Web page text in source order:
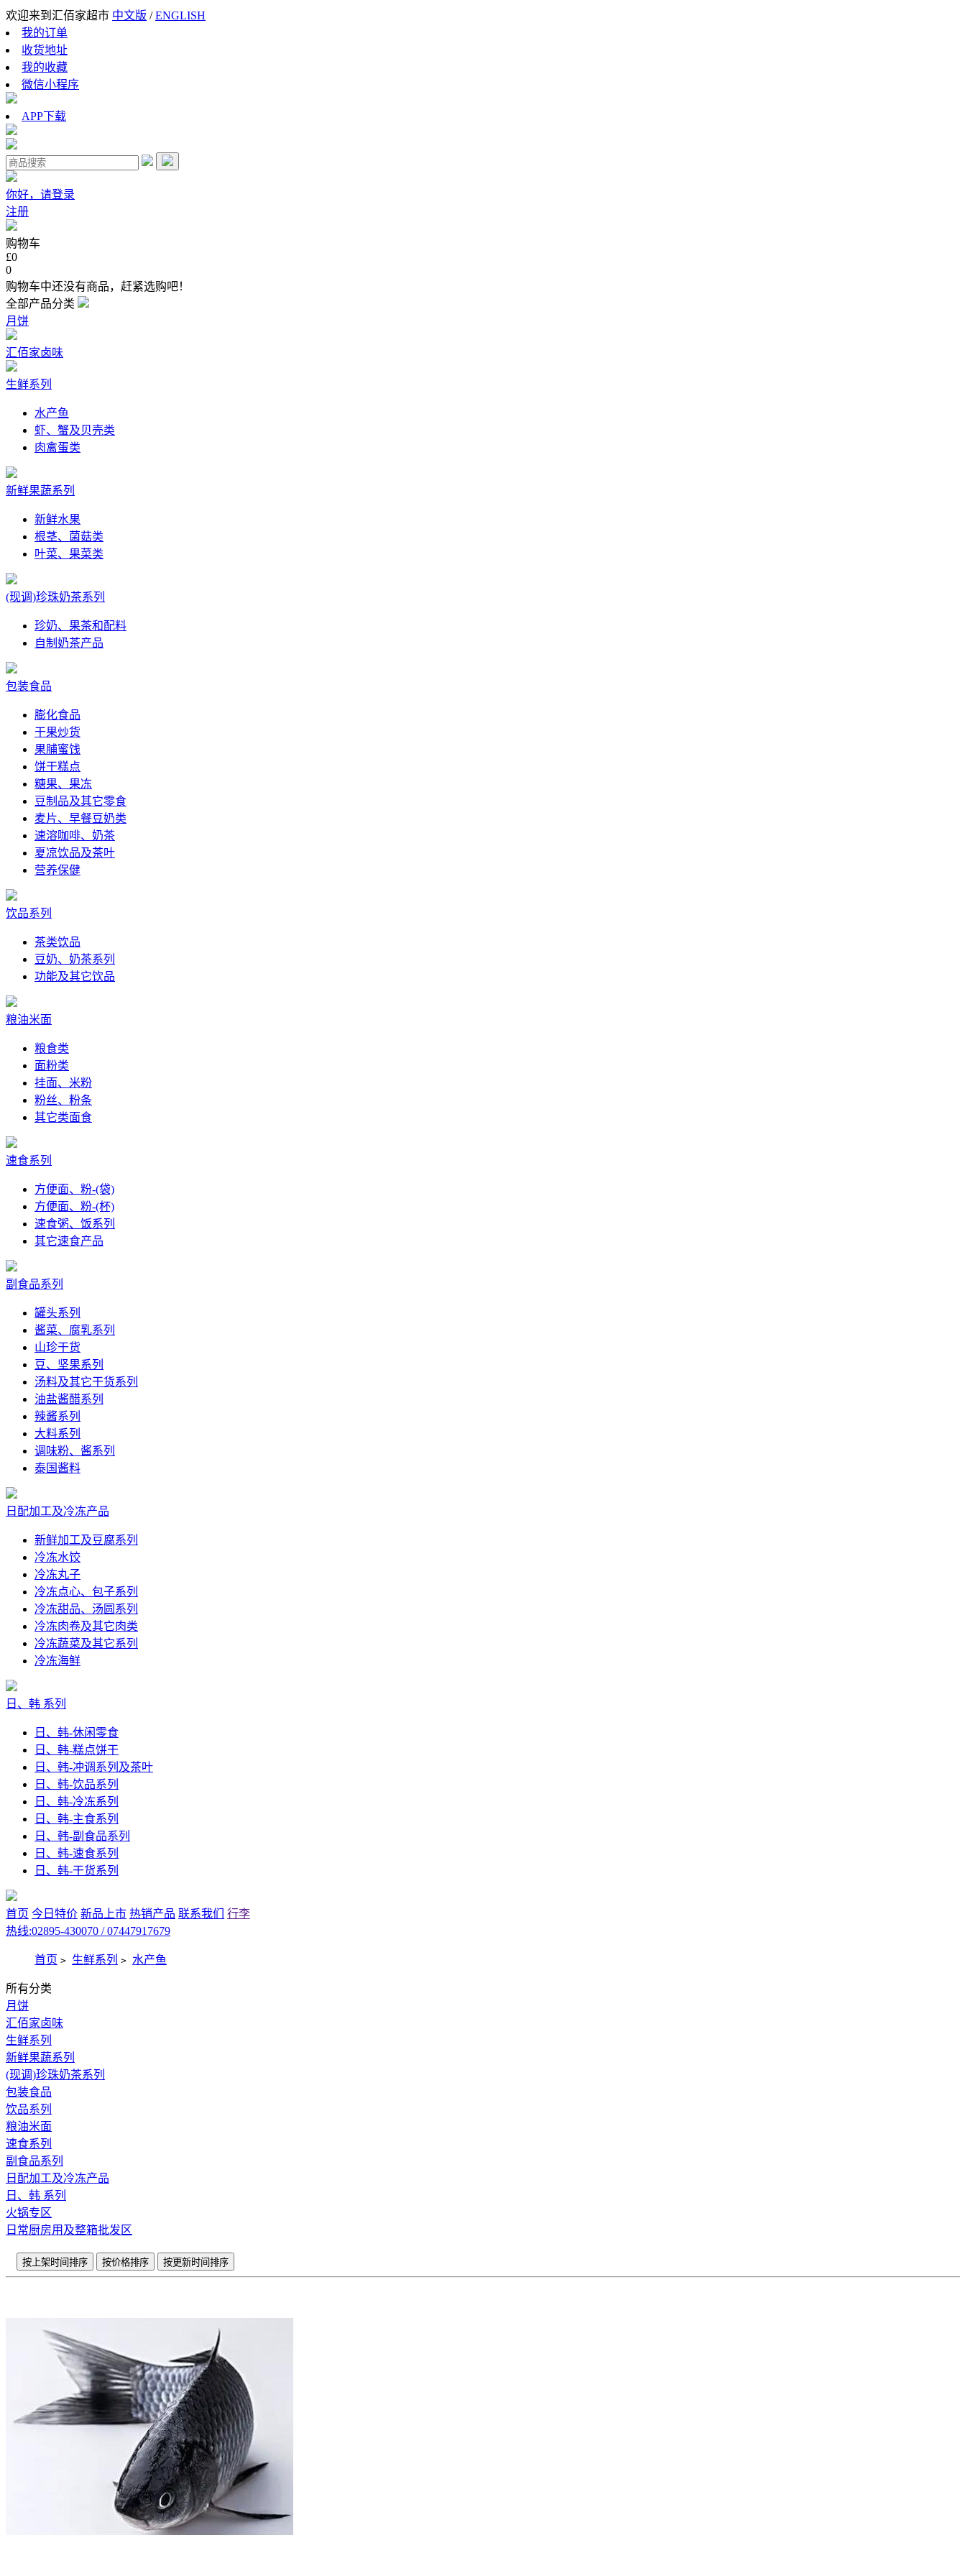
欢迎来到汇佰家超市 中文版 /ENGLISH
我的订单
收货地址
我的收藏
微信小程序
APP下载
你好，请登录
注册
购物车
£0
0
购物车中还没有商品，赶紧选购吧！
全部产品分类
月饼
汇佰家卤味
生鲜系列
水产鱼
虾、蟹及贝壳类
肉禽蛋类
新鲜果蔬系列
新鲜水果
根茎、菌菇类
叶菜、果菜类
(现调)珍珠奶茶系列
珍奶、果茶和配料
自制奶茶产品
包装食品
膨化食品
干果炒货
果脯蜜饯
饼干糕点
糖果、果冻
豆制品及其它零食
麦片、早餐豆奶类
速溶咖啡、奶茶
夏凉饮品及茶叶
营养保健
饮品系列
茶类饮品
豆奶、奶茶系列
功能及其它饮品
粮油米面
粮食类
面粉类
挂面、米粉
粉丝、粉条
其它类面食
速食系列
方便面、粉-(袋)
方便面、粉-(杯)
速食粥、饭系列
其它速食产品
副食品系列
罐头系列
酱菜、腐乳系列
山珍干货
豆、坚果系列
汤料及其它干货系列
油盐酱醋系列
辣酱系列
大料系列
调味粉、酱系列
泰国酱料
日配加工及冷冻产品
新鲜加工及豆腐系列
冷冻水饺
冷冻丸子
冷冻点心、包子系列
冷冻甜品、汤圆系列
冷冻肉卷及其它肉类
冷冻蔬菜及其它系列
冷冻海鲜
日、韩 系列
日、韩-休闲零食
日、韩-糕点饼干
日、韩-冲调系列及茶叶
日、韩-饮品系列
日、韩-冷冻系列
日、韩-主食系列
日、韩-副食品系列
日、韩-速食系列
日、韩-干货系列
首页 今日特价 新品上市 热销产品 联系我们
行李
热线:02895-430070 / 07447917679
首页 > 生鲜系列 > 水产鱼
所有分类
月饼
汇佰家卤味
生鲜系列
新鲜果蔬系列
(现调)珍珠奶茶系列
包装食品
饮品系列
粮油米面
速食系列
副食品系列
日配加工及冷冻产品
日、韩 系列
火锅专区
日常厨房用及整箱批发区
按上架时间排序 按价格排序 按更新时间排序